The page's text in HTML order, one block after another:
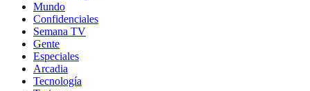
Mundo
Confidenciales
Semana TV
Gente
Especiales
Arcadia
Tecnología